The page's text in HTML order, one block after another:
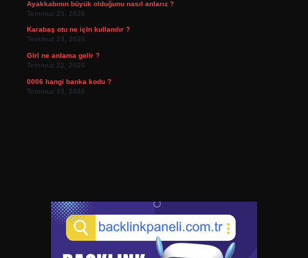
Ayakkabının büyük olduğunu nasıl anlarız ?
Temmuz 25, 2026
Karabaş otu ne için kullanılır ?
Temmuz 24, 2026
Girl ne anlama gelir ?
Temmuz 22, 2026
0006 hangi banka kodu ?
Temmuz 20, 2026